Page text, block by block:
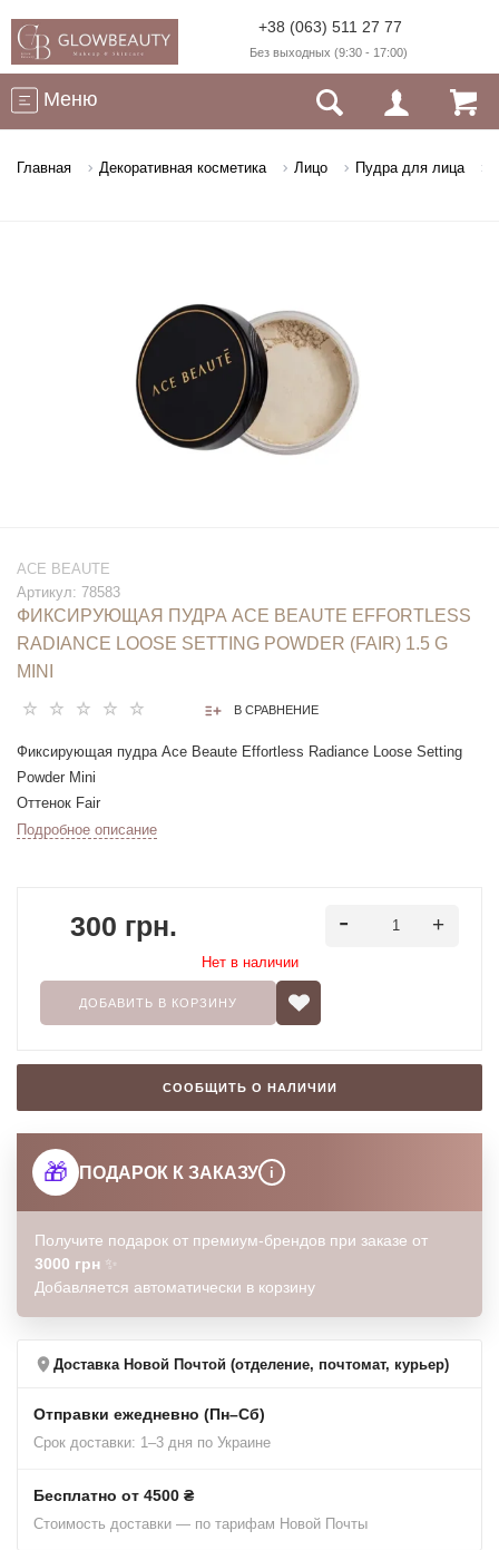
+38 (063) 511 27 77
Без выходных (9:30 - 17:00)
Меню
Главная Декоративная косметика Лицо Пудра для лица
ACE BEAUTE
Артикул: 78583
ФИКСИРУЮЩАЯ ПУДРА ACE BEAUTE EFFORTLESS
RADIANCE LOOSE SETTING POWDER (FAIR) 1.5 G
MINI
В СРАВНЕНИЕ
Фиксирующая пудра Ace Beaute Effortless Radiance Loose Setting
Powder Mini
Оттенок Fair
1.5g
Подробное описание
300 грн.
Нет в наличии
ДОБАВИТЬ В КОРЗИНУ
СООБЩИТЬ О НАЛИЧИИ
🎁 ПОДАРОК К ЗАКАЗУ i
Получите подарок от премиум-брендов при заказе от
3000 грн ✨
Добавляется автоматически в корзину
Доставка Новой Почтой (отделение, почтомат, курьер)
Отправки ежедневно (Пн–Сб)
Срок доставки: 1–3 дня по Украине
Бесплатно от 4500 ₴
Стоимость доставки — по тарифам Новой Почты